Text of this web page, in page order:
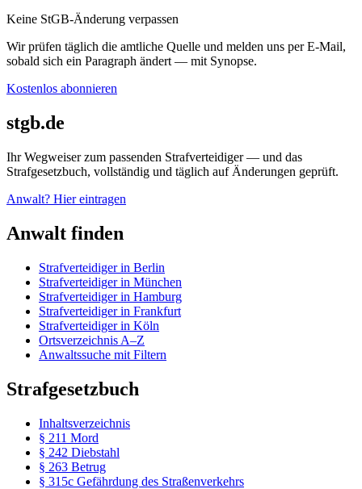
Keine StGB-Änderung verpassen
Wir prüfen täglich die amtliche Quelle und melden uns per E-Mail,
sobald sich ein Paragraph ändert — mit Synopse.
Kostenlos abonnieren
stgb.de
Ihr Wegweiser zum passenden Strafverteidiger — und das
Strafgesetzbuch, vollständig und täglich auf Änderungen geprüft.
Anwalt? Hier eintragen
Anwalt finden
Strafverteidiger in Berlin
Strafverteidiger in München
Strafverteidiger in Hamburg
Strafverteidiger in Frankfurt
Strafverteidiger in Köln
Ortsverzeichnis A–Z
Anwaltssuche mit Filtern
Strafgesetzbuch
Inhaltsverzeichnis
§ 211 Mord
§ 242 Diebstahl
§ 263 Betrug
§ 315c Gefährdung des Straßenverkehrs